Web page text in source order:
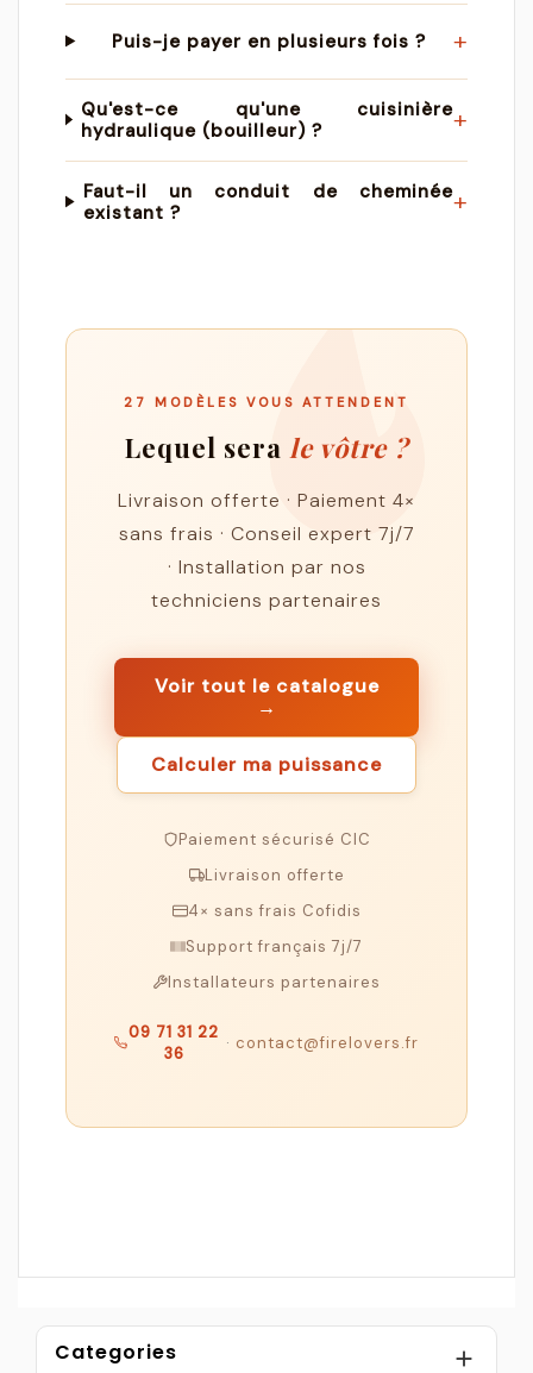
Puis-je payer en plusieurs fois ? +
Qu'est-ce qu'une cuisinière
hydraulique (bouilleur) ?
+
Faut-il un conduit de cheminée
existant ?
+
27 MODÈLES VOUS ATTENDENT
Lequel sera le vôtre ?
Livraison offerte · Paiement 4×
sans frais · Conseil expert 7j/7
· Installation par nos
techniciens partenaires
Voir tout le catalogue
→
Calculer ma puissance
Paiement sécurisé CIC
Livraison offerte
4× sans frais Cofidis
Support français 7j/7
Installateurs partenaires
09 71 31 22
36
· contact@firelovers.fr
Categories 